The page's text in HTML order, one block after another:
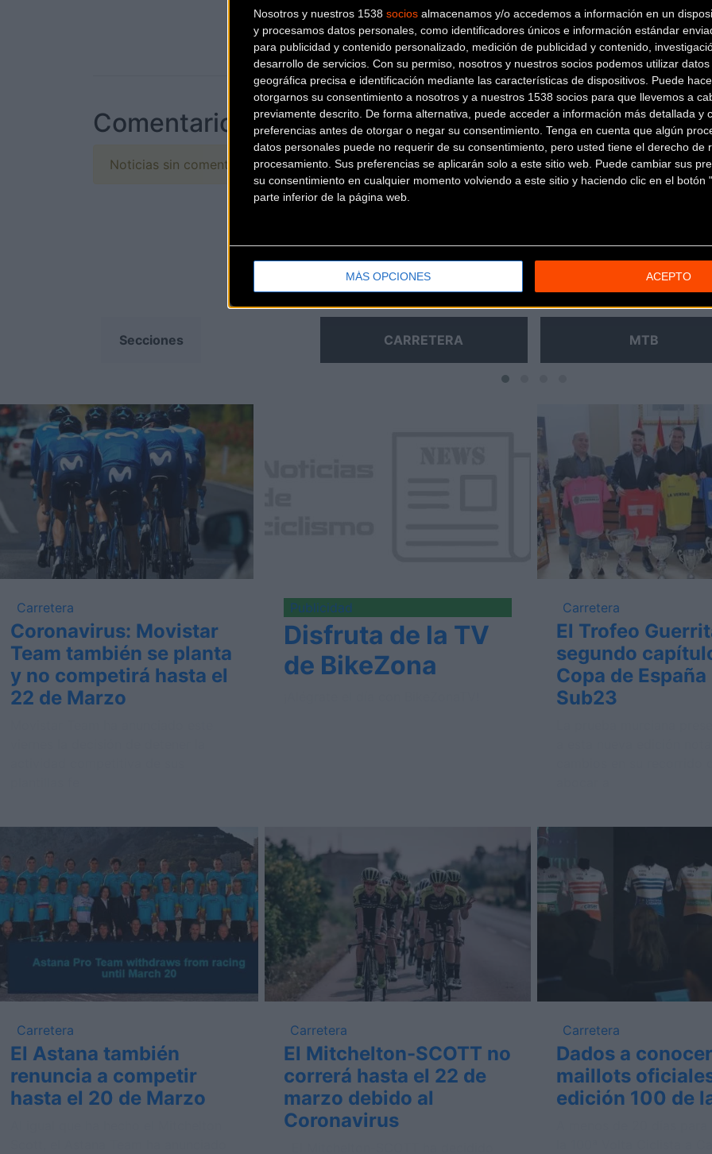
Nosotros y nuestros 1538 socios almacenamos y/o accedemos a información en un
y procesamos datos personales, como identificadores únicos e información estándar
para publicidad y contenido personalizado, medición de publicidad y contenido,
desarrollo de servicios. Con su permiso, nosotros y nuestros socios podemos utilizar
geográfica precisa e identificación mediante las características de dispositivos. Puede
otorgarnos su consentimiento a nosotros y a nuestros 1538 socios para que llevemos a
previamente descrito. De forma alternativa, puede acceder a información más detallada y
preferencias antes de otorgar o negar su consentimiento. Tenga en cuenta que algún
datos personales puede no requerir de su consentimiento, pero usted tiene el derecho de
procesamiento. Sus preferencias se aplicarán solo a este sitio web. Puede cambiar sus
su consentimiento en cualquier momento volviendo a este sitio y haciendo clic en el botón
parte inferior de la página web.
MÁS OPCIONES ACEPTO
Se celebra el 05/09/2020
El Pedal Aragonés y la Fundación Sesé,
TOUR, han comunicado a los ciclodeportist ... [+]
Comentarios de la Noticia
Noticias sin comentarios. ¡Ya puedes escribir el tuyo!
Secciones CARRETERA MTB
Carretera
Coronavirus: Movistar
Team también se planta
y no competirá hasta el
22 de Marzo
Publicidad
Disfruta de la TV
de BikeZona
Carretera
El Trofeo
segundo
Copa de
Sub23
Carretera
El Astana también
renuncia a competir
hasta el 20 de Marzo
Carretera
El Mitchelton-SCOTT no
correrá hasta el 22 de
marzo debido al
Coronavirus
Carretera
Dados a
maillots
edición 100 de